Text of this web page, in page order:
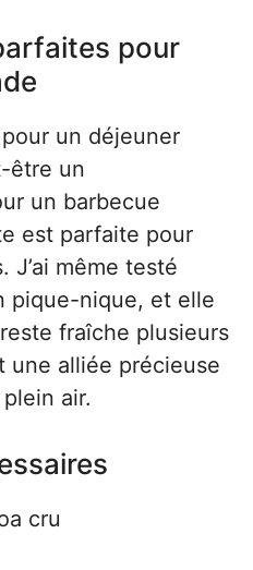
pour
un déjeuner
être un
un barbecue
est parfaite pour
J’ai même testé
pique-nique, et elle
fraîche plusieurs
une alliée précieuse
air.
cru